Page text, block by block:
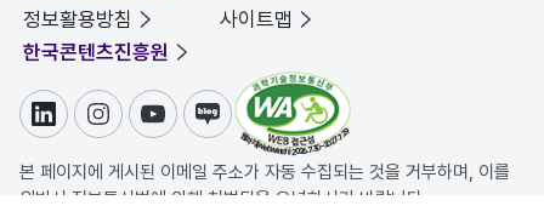
정보활용방침
사이트맵
한국콘텐츠진흥원
링크드인인스타그램
유튜브블로그
본 페이지에 게시된 이메일 주소가 자동 수집되는 것을 거부하며, 이를
위반시 정보통신법에 의해 처벌됨을 유념하시기 바랍니다.